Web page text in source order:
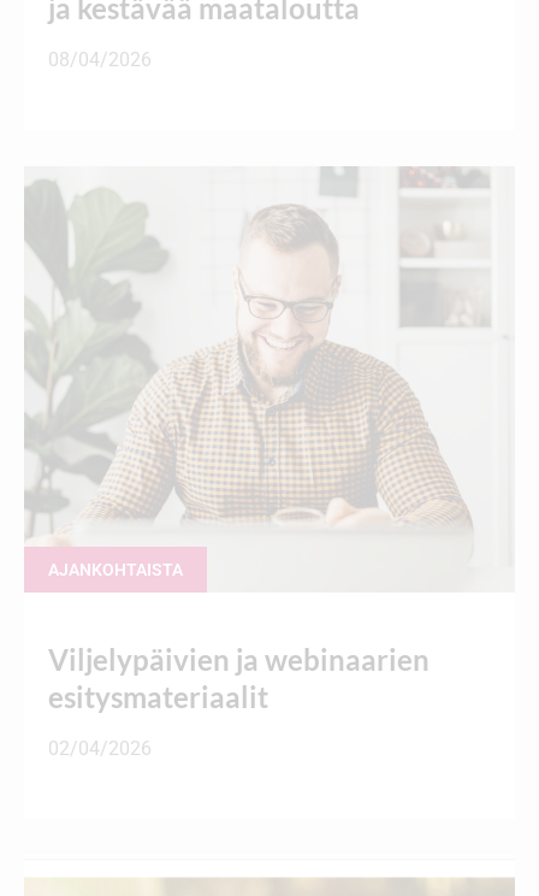
ja kestävää maataloutta
08/04/2026
AJANKOHTAISTA
Viljelypäivien ja webinaarien
esitysmateriaalit
02/04/2026